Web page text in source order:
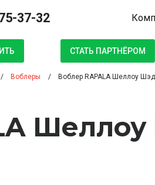
37-32
СТАТЬ ПАРТНЁРОМ
Воблеры Воблер RAPALA Шеллоу